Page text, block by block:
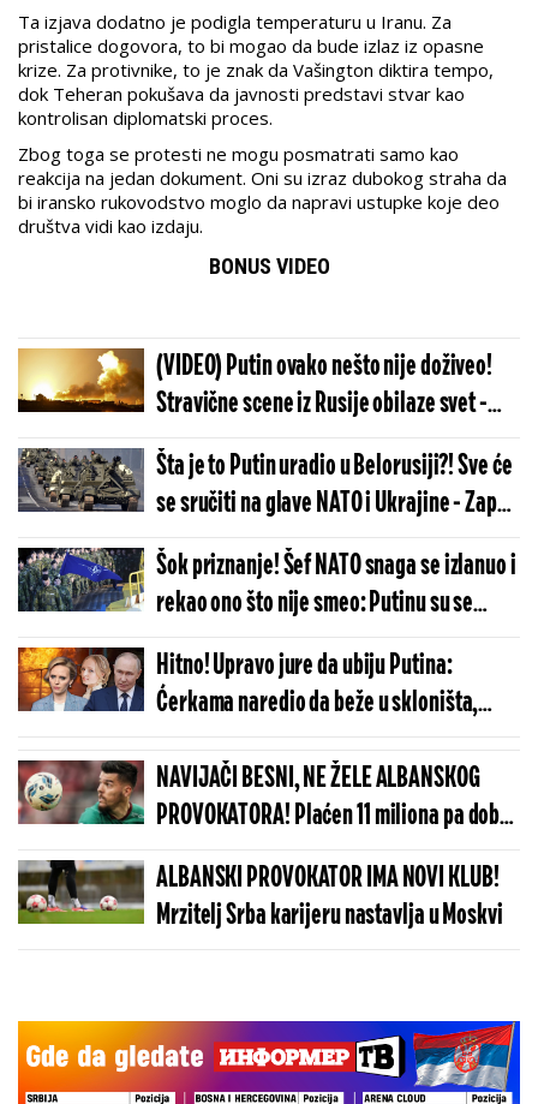
Ta izjava dodatno je podigla temperaturu u Iranu. Za
pristalice dogovora, to bi mogao da bude izlaz iz opasne
krize. Za protivnike, to je znak da Vašington diktira tempo,
dok Teheran pokušava da javnosti predstavi stvar kao
kontrolisan diplomatski proces.
Zbog toga se protesti ne mogu posmatrati samo kao
reakcija na jedan dokument. Oni su izraz dubokog straha da
bi iransko rukovodstvo moglo da napravi ustupke koje deo
društva vidi kao izdaju.
BONUS VIDEO
(VIDEO) Putin ovako nešto nije doživeo!
Stravične scene iz Rusije obilaze svet -
potpuno su nemoćni da zaustave
katastrofu
Šta je to Putin uradio u Belorusiji?! Sve će
se sručiti na glave NATO i Ukrajine - Zapad
nije mogao da zaustavi, sada drhte i
čekaju najgore
Šok priznanje! Šef NATO snaga se izlanuo i
rekao ono što nije smeo: Putinu su se
godinama smejali, a sada...
Hitno! Upravo jure da ubiju Putina:
Ćerkama naredio da beže u skloništa,
dolazi iz Izraela i kosi sve pred sobom
NAVIJAČI BESNI, NE ŽELE ALBANSKOG
PROVOKATORA! Plaćen 11 miliona pa dobio
brutalnu poruku
ALBANSKI PROVOKATOR IMA NOVI KLUB!
Mrzitelj Srba karijeru nastavlja u Moskvi